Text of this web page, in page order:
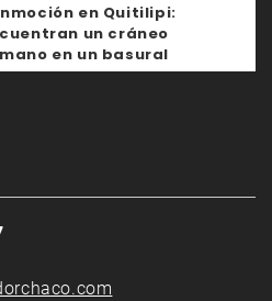
en Quitilipi:
un cráneo
en un basural